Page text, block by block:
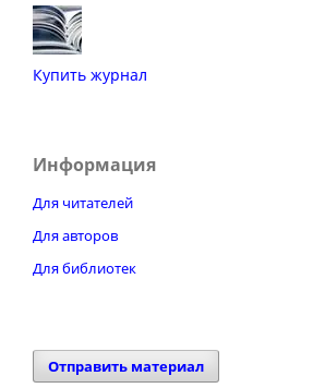
Купить журнал
Информация
Для читателей
Для авторов
Для библиотек
Отправить материал